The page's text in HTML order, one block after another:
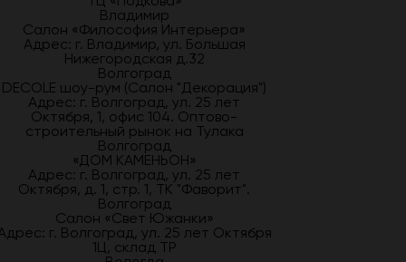
Владимир
Салон «Философия Интерьера»
Адрес: г. Владимир, ул. Большая
Нижегородская д.32
Волгоград
DECOLE шоу-рум (Салон "Декорация")
Адрес: г. Волгоград, ул. 25 лет
Октября, 1, офис 104. Оптово-
строительный рынок на Тулака
Волгоград
«ДОМ КАМЕНЬОН»
Адрес: г. Волгоград, ул. 25 лет
Октября, д. 1, стр. 1, ТК "Фаворит".
Волгоград
Салон «Свет Южанки»
г. Волгоград, ул. 25 лет Октября
1Ц, склад ТР